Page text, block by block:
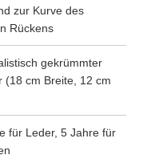
zur Kurve des
Rückens
gekrümmter
(18 cm Breite, 12 cm
für Leder, 5 Jahre für